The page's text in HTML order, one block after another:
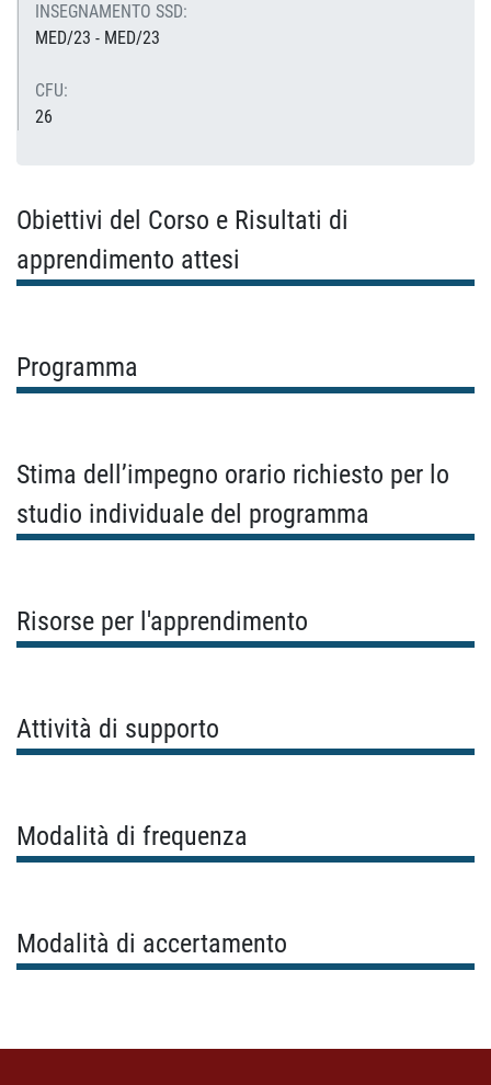
INSEGNAMENTO SSD:
MED/23 - MED/23
CFU:
26
Obiettivi del Corso e Risultati di
apprendimento attesi
Programma
Stima dell’impegno orario richiesto per lo
studio individuale del programma
Risorse per l'apprendimento
Attività di supporto
Modalità di frequenza
Modalità di accertamento